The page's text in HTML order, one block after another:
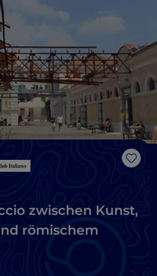
Like
zwischen Kunst,
römischem